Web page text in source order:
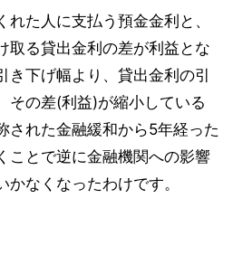
た人に支払う預金金利と、
取る貸出金利の差が利益とな
き下げ幅より、貸出金利の引
その差(利益)が縮小している
された金融緩和から5年経った
ことで逆に金融機関への影響
なくなったわけです。